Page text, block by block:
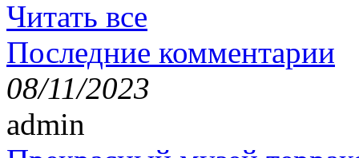
Читать все
Последние комментарии
08/11/2023
admin